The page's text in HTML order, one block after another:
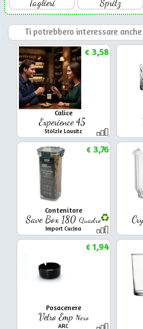
Taglieri
Spritz
Ti potrebbero interessare
Calice
Experience 45
Stölzle Lausitz
€3,58
Contenitore
Save Box 180 Quadro
Import Cucina
€3,76
Posacenere
Vetro Emp Nero
ARC
€1,94